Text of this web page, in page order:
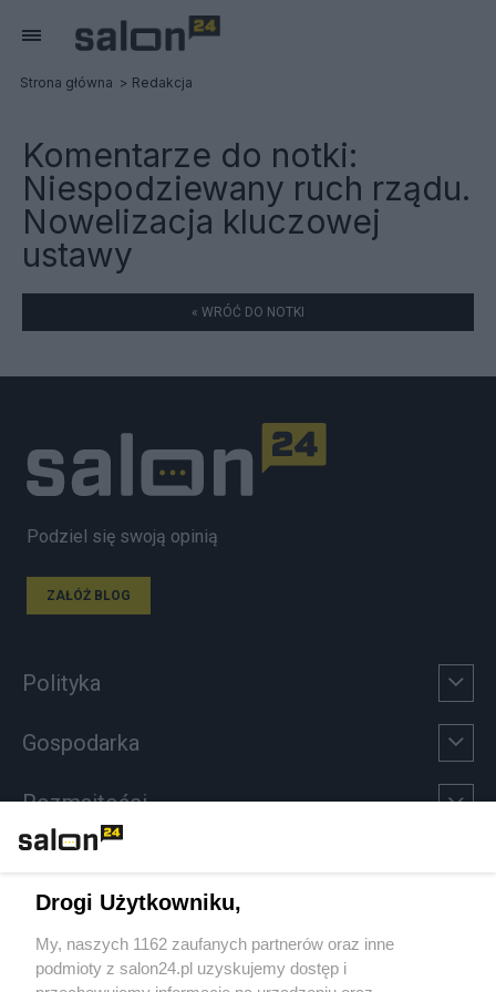
Strona główna Redakcja
Komentarze do notki:
Niespodziewany ruch rządu.
Nowelizacja kluczowej
ustawy
« WRÓĆ DO NOTKI
Podziel się swoją opinią
ZAŁÓŻ BLOG
Polityka
Gospodarka
Rozmaitości
Sport
Społeczeństwo
Drogi Użytkowniku,
My, naszych 1162 zaufanych partnerów oraz inne
podmioty z salon24.pl uzyskujemy dostęp i